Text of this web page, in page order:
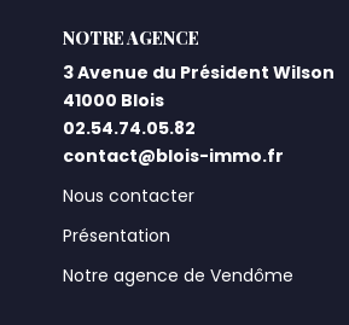
L'AGENCE
3 Avenue du Président Wilson
41000 Blois
02.54.74.05.82
contact@blois-immo.fr
Nous contacter
Présentation
Notre agence de Vendôme